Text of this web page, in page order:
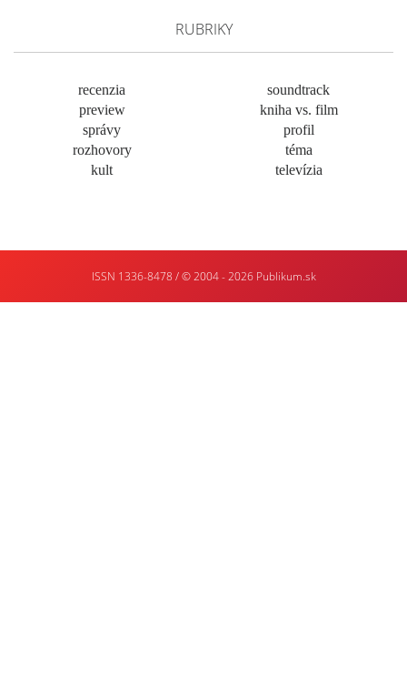
RUBRIKY
recenzia
preview
správy
rozhovory
kult
soundtrack
kniha vs. film
profil
téma
televízia
ISSN 1336-8478 / © 2004 - 2026 Publikum.sk